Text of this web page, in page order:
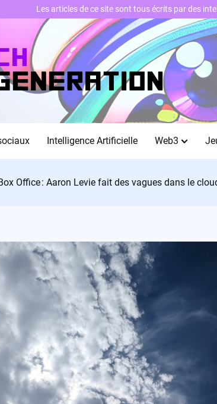
Intelligence Artificielle Web3
Office : Aaron Levie fait des vagues dans le
Les articles de ce site sont tous écrits par des